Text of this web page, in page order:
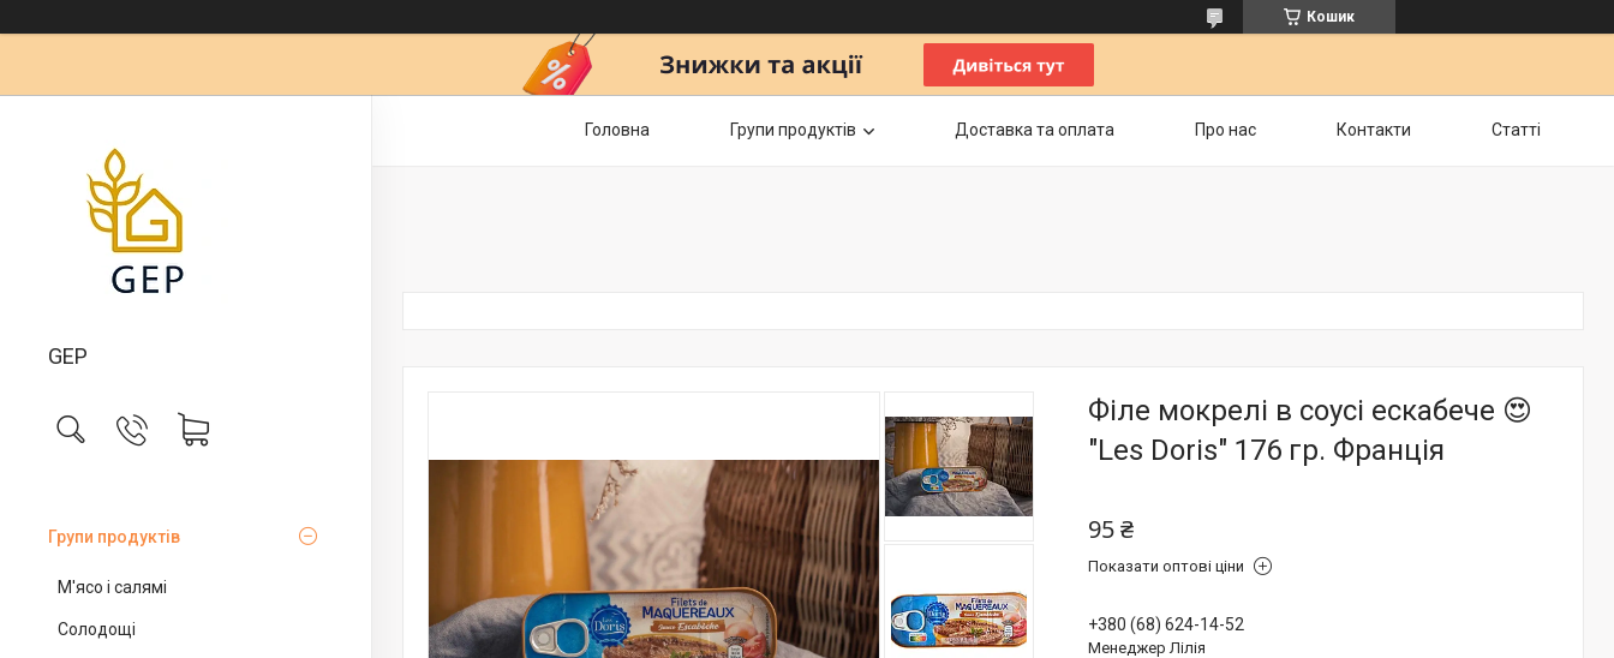
Кошик
GEP
Групи продуктів
М'ясо і салямі
Солодощі
Головна Групи продуктів Доставка та оплата Про нас Контакти Статті
Філе мокрелі в соусі ескабече 😍
"Les Doris" 176 гр. Франція
95 ₴
Показати оптові ціни
+380 (68) 624-14-52
Менеджер Лілія